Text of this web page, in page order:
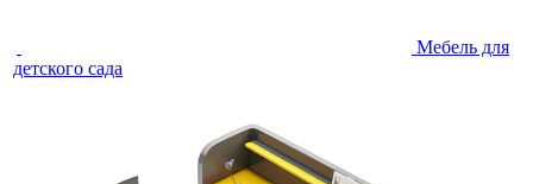
Мебель для
детского сада